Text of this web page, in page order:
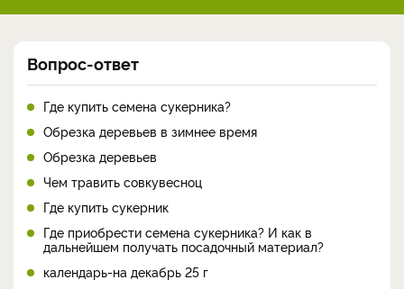
Вопрос-ответ
Где купить семена сукерника?
Обрезка деревьев в зимнее время
Обрезка деревьев
Чем травить совкувесноц
Где купить сукерник
Где приобрести семена сукерника? И как в
дальнейшем получать посадочный материал?
календарь-на декабрь 25 г